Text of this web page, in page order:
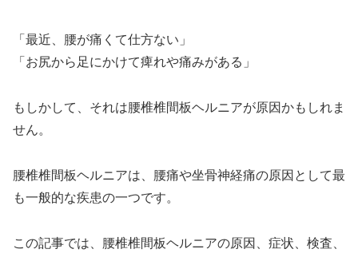
「最近、腰が痛くて仕方ない」
「お尻から足にかけて痺れや痛みがある」
もしかして、それは腰椎椎間板ヘルニアが原因かもしれま
せん。
腰椎椎間板ヘルニアは、腰痛や坐骨神経痛の原因として最
も一般的な疾患の一つです。
この記事では、腰椎椎間板ヘルニアの原因、症状、検査、